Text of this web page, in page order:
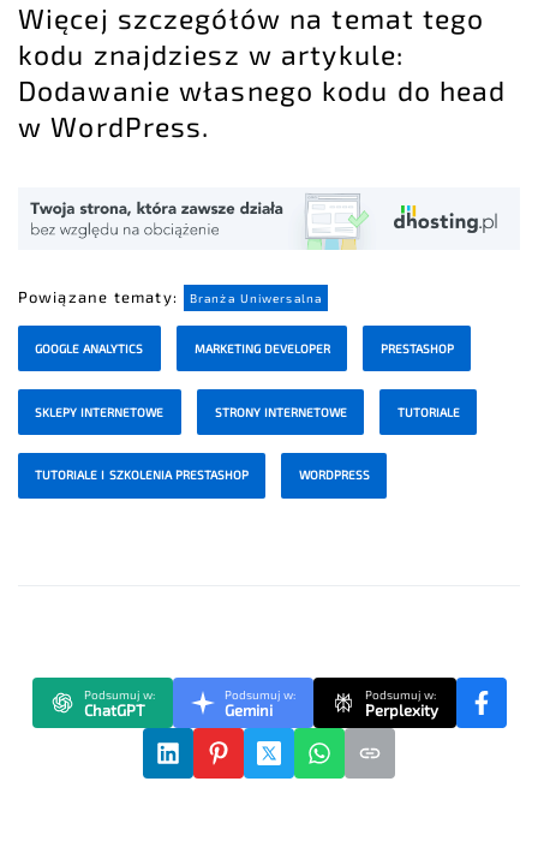
Więcej szczegółów na temat tego
kodu znajdziesz w artykule:
Dodawanie własnego kodu do head
w WordPress.
Powiązane tematy: Branża Uniwersalna
GOOGLE ANALYTICS MARKETING DEVELOPER PRESTASHOP
SKLEPY INTERNETOWE STRONY INTERNETOWE TUTORIALE
TUTORIALE I SZKOLENIA PRESTASHOP WORDPRESS
Podsumuj w:
ChatGPT
Podsumuj w:
Gemini
Podsumuj w:
Perplexity